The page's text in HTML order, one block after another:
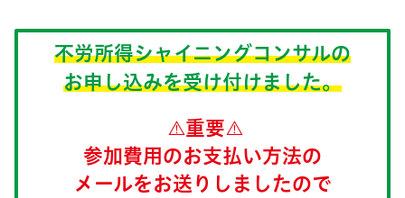
不労所得シャイニングコンサルの
お申し込みを受け付けました。
⚠️重要⚠️
参加費用のお支払い方法の
メールをお送りしましたので